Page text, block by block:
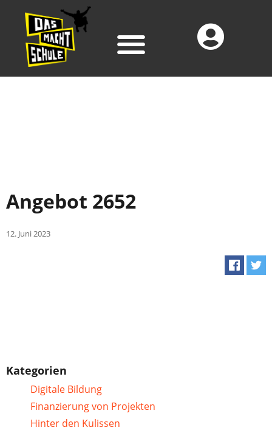
Angebot 2652
12. Juni 2023
Kategorien
Digitale Bildung
Finanzierung von Projekten
Hinter den Kulissen